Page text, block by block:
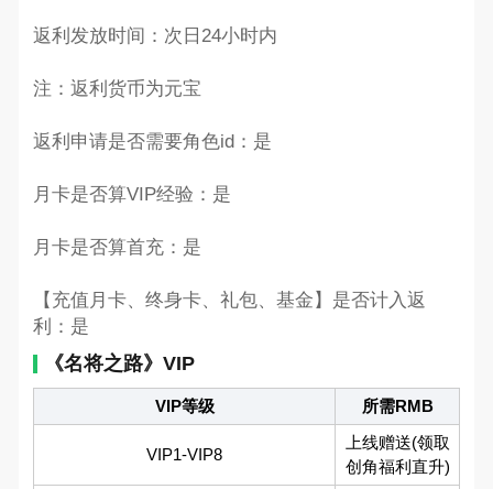
返利发放时间：次日24小时内
注：返利货币为元宝
返利申请是否需要角色id：是
月卡是否算VIP经验：是
月卡是否算首充：是
【充值月卡、终身卡、礼包、基金】是否计入返
利：是
《名将之路》VIP
VIP等级 所需RMB
VIP1-VIP8
上线赠送(领取
创角福利直升)